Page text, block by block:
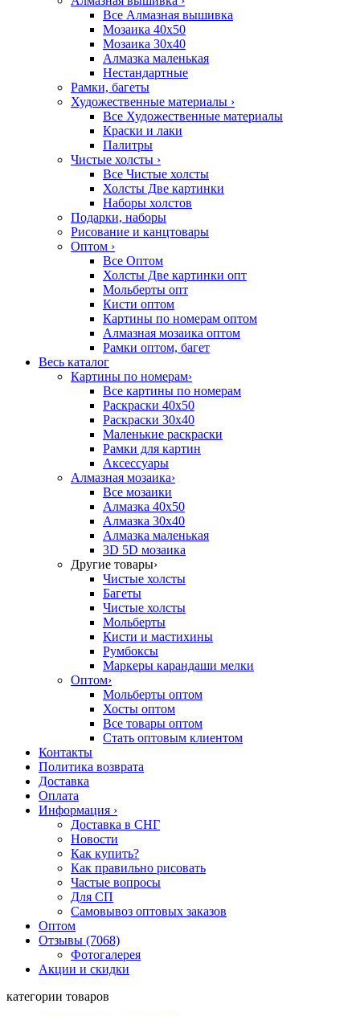
Все Алмазная вышивка
Мозаика 40x50
Мозаика 30x40
Алмазка маленькая
Нестандартные
Рамки, багеты
Художественные материалы ›
Все Художественные материалы
Краски и лаки
Палитры
Чистые холсты ›
Все Чистые холсты
Холсты Две картинки
Наборы холстов
Подарки, наборы
Рисование и канцтовары
Оптом ›
Все Оптом
Холсты Две картинки опт
Мольберты опт
Кисти оптом
Картины по номерам оптом
Алмазная мозаика оптом
Рамки оптом, багет
Весь каталог
Картины по номерам›
Все картины по номерам
Раскраски 40х50
Раскраски 30х40
Маленькие раскраски
Рамки для картин
Аксессуары
Алмазная мозаика›
Все мозаики
Алмазка 40х50
Алмазка 30х40
Алмазка маленькая
3D 5D мозаика
Другие товары›
Чистые холсты
Багеты
Чистые холсты
Мольберты
Кисти и мастихины
Румбоксы
Маркеры карандаши мелки
Оптом›
Мольберты оптом
Хосты оптом
Все товары оптом
Стать оптовым клиентом
Контакты
Политика возврата
Доставка
Оплата
Информация ›
Доставка в СНГ
Новости
Как купить?
Как правильно рисовать
Частые вопросы
Для СП
Самовывоз оптовых заказов
Оптом
Отзывы (7068)
Фотогалерея
Акции и скидки
категории товаров